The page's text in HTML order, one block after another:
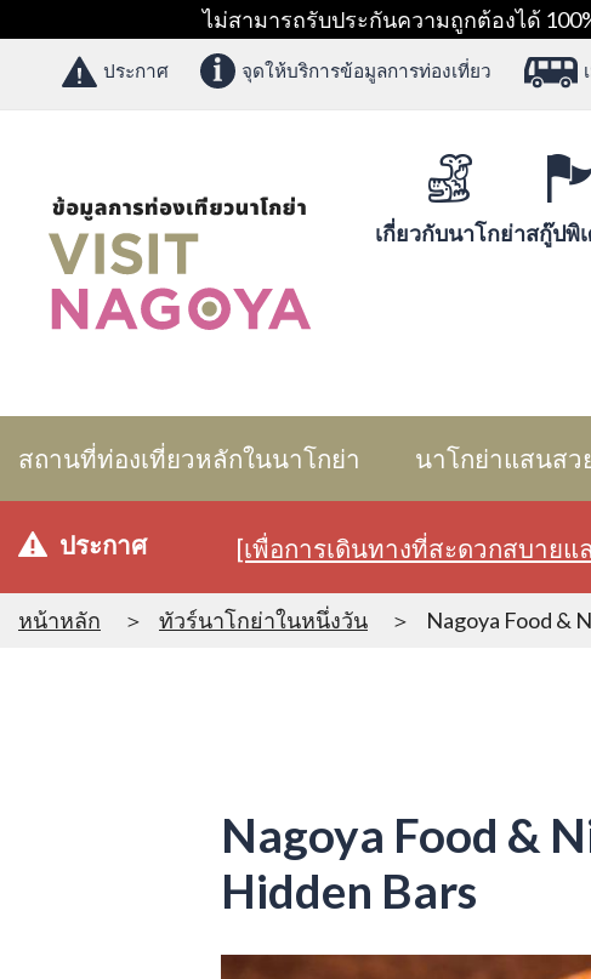
ไม่สามารถรับประกันความถูกต้องได้
ประกาศ จุดให้บริการข้อมูลการท่องเที่ยว
เกี่ยวกับนาโกย่าสกู๊ปพิ
สถานที่ท่องเที่ยวหลักในนาโกย่า นาโกย่าแสนสว
ประกาศ [เพื่อการเดินทางที่สะดวกสบาย
หน้าหลัก ทัวร์นาโกย่าในหนึ่งวัน Nagoya Food &
Nagoya Food &
Hidden Bars